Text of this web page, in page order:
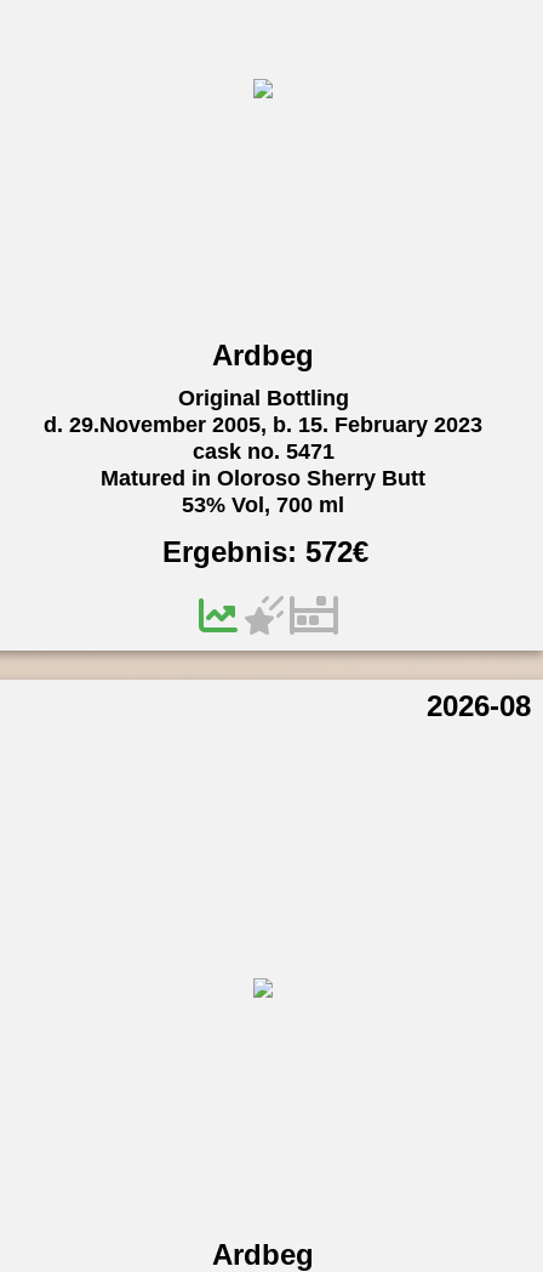
Ardbeg
Original Bottling
d. 29.November 2005, b. 15. February 2023
cask no. 5471
Matured in Oloroso Sherry Butt
53% Vol, 700 ml
Ergebnis: 572€
2026-08
Ardbeg